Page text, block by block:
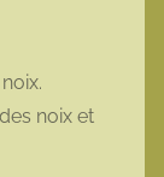
noix et